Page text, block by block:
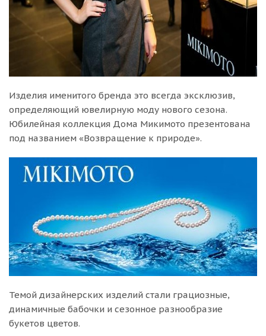
Изделия именитого бренда это всегда эксклюзив,
определяющий ювелирную моду нового сезона.
Юбилейная коллекция Дома Микимото презентована
под названием «Возвращение к природе».
Темой дизайнерских изделий стали грациозные,
динамичные бабочки и сезонное разнообразие
букетов цветов.